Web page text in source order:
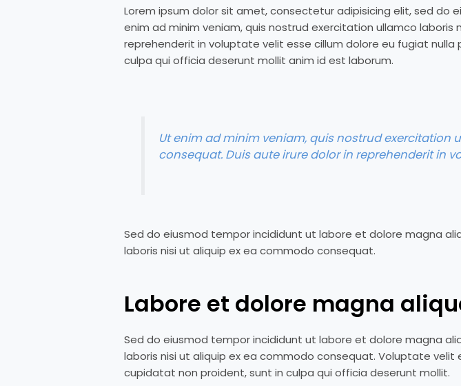
Lorem ipsum dolor sit amet, consectetur adipisicing elit, sed
enim ad minim veniam, quis nostrud exercitation ullamco
reprehenderit in voluptate velit esse cillum dolore eu fugiat
culpa qui officia deserunt mollit anim id est laborum.
Ut enim ad minim veniam, quis nostrud
consequat. Duis aute irure dolor in reprehenderit in
Sed do eiusmod tempor incididunt ut labore et dolore magna
laboris nisi ut aliquip ex ea commodo consequat.
Labore et dolore magna
Sed do eiusmod tempor incididunt ut labore et dolore magna
laboris nisi ut aliquip ex ea commodo consequat. Voluptate
cupidatat non proident, sunt in culpa qui officia deserunt mollit.